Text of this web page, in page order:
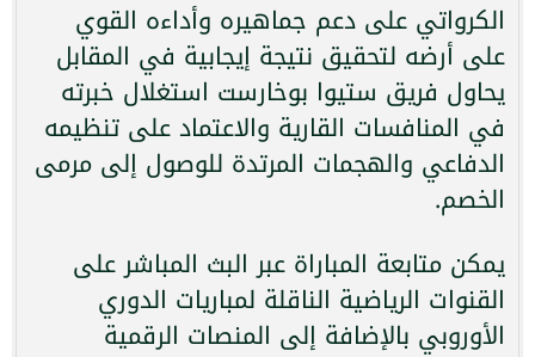
الكرواتي على دعم جماهيره وأداءه القوي
على أرضه لتحقيق نتيجة إيجابية في المقابل
يحاول فريق ستيوا بوخارست استغلال خبرته
في المنافسات القارية والاعتماد على تنظيمه
الدفاعي والهجمات المرتدة للوصول إلى مرمى
الخصم.
يمكن متابعة المباراة عبر البث المباشر على
القنوات الرياضية الناقلة لمباريات الدوري
الأوروبي بالإضافة إلى المنصات الرقمية